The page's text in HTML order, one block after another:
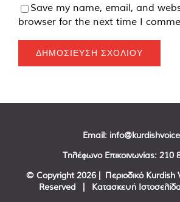
Save my name, email, and
browser for the next time I
Email:
Τηλέφωνο Επικοινωνίας: 210
© Copyright 2026 | Περιοδικό
Reserved | Κατασκευή